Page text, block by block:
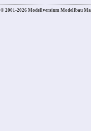
© 2001-2026 Modellversium Modellbau